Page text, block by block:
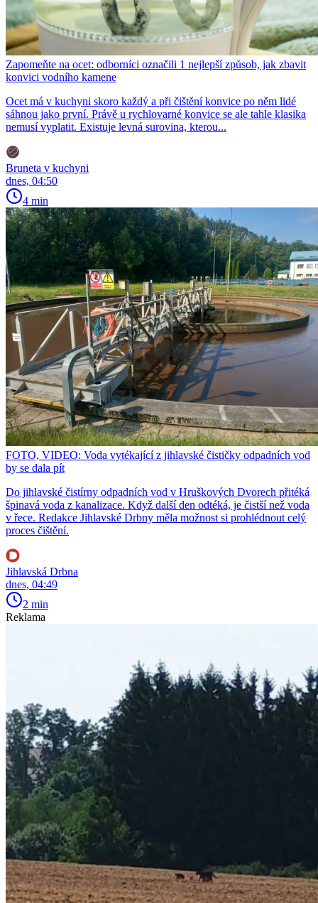
Zapomeňte na ocet: odborníci označili 1 nejlepší způsob, jak zbavit
konvici vodního kamene
Ocet má v kuchyni skoro každý a při čištění konvice po něm lidé
sáhnou jako první. Právě u rychlovarné konvice se ale tahle klasika
nemusí vyplatit. Existuje levná surovina, kterou...
Bruneta v kuchyni
dnes, 04:50
4 min
FOTO, VIDEO: Voda vytékající z jihlavské čističky odpadních vod
by se dala pít
Do jihlavské čistírny odpadních vod v Hruškových Dvorech přitéká
špinavá voda z kanalizace. Když další den odtéká, je čistší než voda
v řece. Redakce Jihlavské Drbny měla možnost si prohlédnout celý
proces čištění.
Jihlavská Drbna
dnes, 04:49
2 min
Reklama